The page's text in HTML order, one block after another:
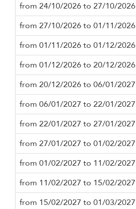
from 24/10/2026 to 27/10/2026
from 27/10/2026 to 01/11/2026
from 01/11/2026 to 01/12/2026
from 01/12/2026 to 20/12/2026
from 20/12/2026 to 06/01/2027
from 06/01/2027 to 22/01/2027
from 22/01/2027 to 27/01/2027
from 27/01/2027 to 01/02/2027
from 01/02/2027 to 11/02/2027
from 11/02/2027 to 15/02/2027
from 15/02/2027 to 01/03/2027